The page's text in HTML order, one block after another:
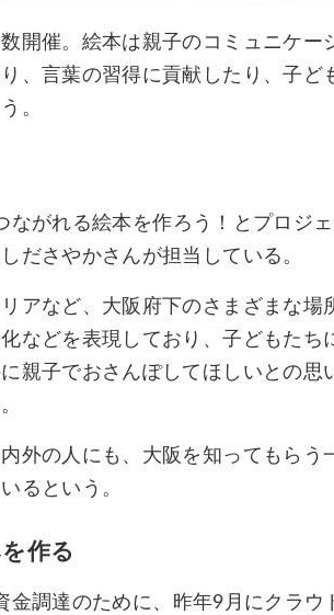
開催。絵本は親子のコミュニケー
、言葉の習得に貢献したり、子ど
。
がれる絵本を作ろう！とプロジ
ださやかさんが担当している。
アなど、大阪府下のさまざまな場
などを表現しており、子どもたち
親子でおさんぽしてほしいとの思
外の人にも、大阪を知ってもらう
るという。
作る
金調達のために、昨年9月にクラウ